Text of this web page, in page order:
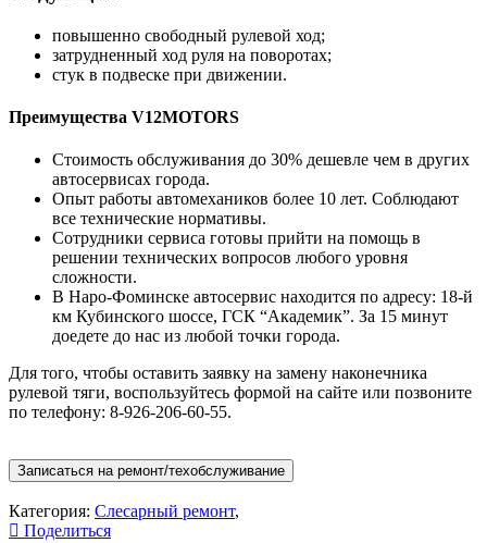
повышенно свободный рулевой ход;
затрудненный ход руля на поворотах;
стук в подвеске при движении.
Преимущества V12MOTORS
Стоимость обслуживания до 30% дешевле чем в других
автосервисах города.
Опыт работы автомехаников более 10 лет. Соблюдают
все технические нормативы.
Сотрудники сервиса готовы прийти на помощь в
решении технических вопросов любого уровня
сложности.
В Наро-Фоминске автосервис находится по адресу: 18-й
км Кубинского шоссе, ГСК “Академик”. За 15 минут
доедете до нас из любой точки города.
Для того, чтобы оставить заявку на замену наконечника
рулевой тяги, воспользуйтесь формой на сайте или позвоните
по телефону: 8-926-206-60-55.
Записаться на ремонт/техобслуживание
Категория: Слесарный ремонт,
Поделиться